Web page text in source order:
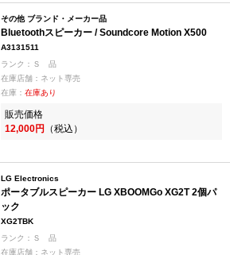
その他 ブランド・メーカー品
Bluetoothスピーカー / Soundcore Motion X500
A3131511
ランク：Ｓ 品
在庫店舗：ネット専売
在庫： 在庫あり
販売価格
12,000円 （税込）
LG Electronics
ポータブルスピーカー LG XBOOMGo XG2T 2個パ
ック
XG2TBK
ランク：Ｓ 品
在庫店舗：ネット専売